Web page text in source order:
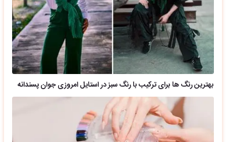
بهترین رنگ ها برای ترکیب با رنگ سبز در استایل امروزی جوان پسندانه